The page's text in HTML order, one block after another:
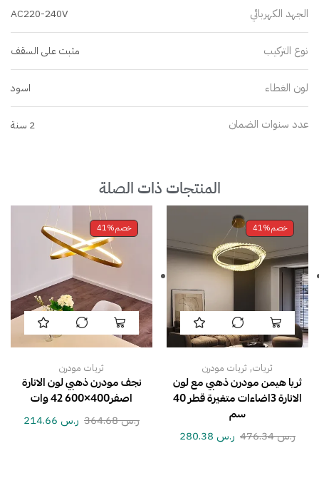
الجهد الكهربائي AC220-240V
نوع التركيب مثبت على السقف
لون الغطاء اسود
عدد سنوات الضمان 2 سنة
المنتجات ذات الصلة
خصم41%
ثريات, ثريات مودرن
ثريا هيمن مودرن ذهبي مع لون
الانارة 3اضاءات متغيرة قطر 40
سم
ر.س476.34 ر.س
خصم41%
ثريات مودرن
نجف مودرن ذهبي لون الانارة
اصفر400×600 42 وات
ر.س364.68 ر.س